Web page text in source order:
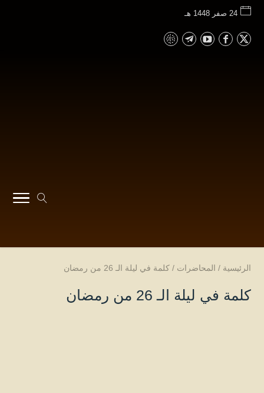
24 صفر 1448 هـ
الرئيسية / المحاضرات / كلمة في ليلة الـ 26 من رمضان
كلمة في ليلة الـ 26 من رمضان